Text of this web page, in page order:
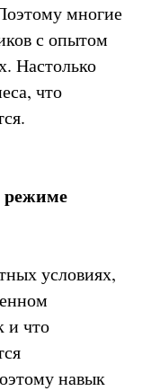
многие
с опытом
Настолько
что
режиме
условиях,
и что
навык